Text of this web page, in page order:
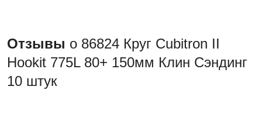
Отзывы о 86824 Круг Cubitron II
Hookit 775L 80+ 150мм Клин Сэндинг
10 штук